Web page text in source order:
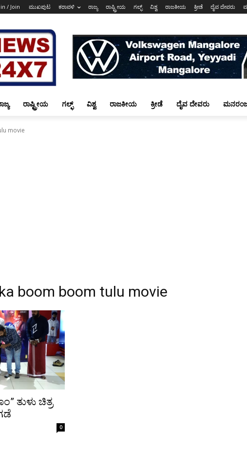
/ Join ಮುಖಪುಟ ಕರಾವಳಿ ರಾಜ್ಯ ರಾಷ್ಟ್ರೀಯ ಗಲ್ಫ್ ವಿಶ್ವ ರಾಜಕೀಯ ಕ್ರೀಡೆ ದೈವ ದೇವರು
ರಾಷ್ಟ್ರೀಯ ಗಲ್ಫ್ ವಿಶ್ವ ರಾಜಕೀಯ ಕ್ರೀಡೆ ದೈವ ದೇವರು
movie
boom boom tulu movie
ತುಳು ಚಿತ್ರ
0